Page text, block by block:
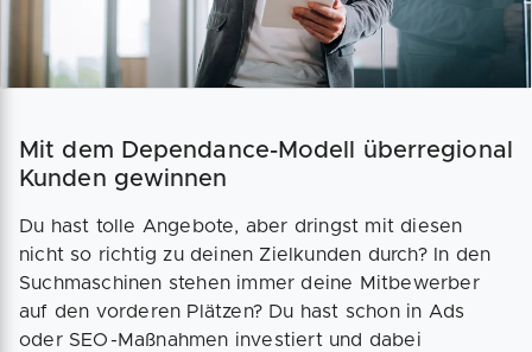
Mit dem Dependance-Modell überregional
Kunden gewinnen
Du hast tolle Angebote, aber dringst mit diesen
nicht so richtig zu deinen Zielkunden durch? In den
Suchmaschinen stehen immer deine Mitbewerber
auf den vorderen Plätzen? Du hast schon in Ads
oder SEO-Maßnahmen investiert und dabei